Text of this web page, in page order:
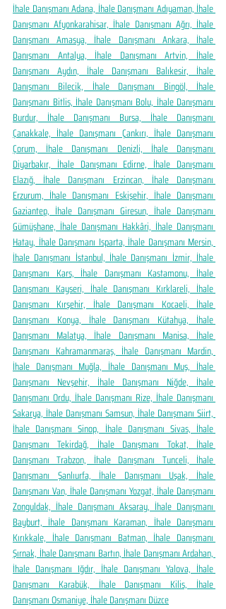
İhale Danışmanı Adana, İhale Danışmanı Adıyaman, İhale
Danışmanı Afyonkarahisar, İhale Danışmanı Ağrı, İhale
Danışmanı Amasya, İhale Danışmanı Ankara, İhale
Danışmanı Antalya, İhale Danışmanı Artvin, İhale
Danışmanı Aydın, İhale Danışmanı Balıkesir, İhale
Danışmanı Bilecik, İhale Danışmanı Bingöl, İhale
Danışmanı Bitlis, İhale Danışmanı Bolu, İhale Danışmanı
Burdur, İhale Danışmanı Bursa, İhale Danışmanı
Çanakkale, İhale Danışmanı Çankırı, İhale Danışmanı
Çorum, İhale Danışmanı Denizli, İhale Danışmanı
Diyarbakır, İhale Danışmanı Edirne, İhale Danışmanı
Elazığ, İhale Danışmanı Erzincan, İhale Danışmanı
Erzurum, İhale Danışmanı Eskişehir, İhale Danışmanı
Gaziantep, İhale Danışmanı Giresun, İhale Danışmanı
Gümüşhane, İhale Danışmanı Hakkâri, İhale Danışmanı
Hatay, İhale Danışmanı Isparta, İhale Danışmanı Mersin,
İhale Danışmanı İstanbul, İhale Danışmanı İzmir, İhale
Danışmanı Kars, İhale Danışmanı Kastamonu, İhale
Danışmanı Kayseri, İhale Danışmanı Kırklareli, İhale
Danışmanı Kırşehir, İhale Danışmanı Kocaeli, İhale
Danışmanı Konya, İhale Danışmanı Kütahya, İhale
Danışmanı Malatya, İhale Danışmanı Manisa, İhale
Danışmanı Kahramanmaraş, İhale Danışmanı Mardin,
İhale Danışmanı Muğla, İhale Danışmanı Muş, İhale
Danışmanı Nevşehir, İhale Danışmanı Niğde, İhale
Danışmanı Ordu, İhale Danışmanı Rize, İhale Danışmanı
Sakarya, İhale Danışmanı Samsun, İhale Danışmanı Siirt,
İhale Danışmanı Sinop, İhale Danışmanı Sivas, İhale
Danışmanı Tekirdağ, İhale Danışmanı Tokat, İhale
Danışmanı Trabzon, İhale Danışmanı Tunceli, İhale
Danışmanı Şanlıurfa, İhale Danışmanı Uşak, İhale
Danışmanı Van, İhale Danışmanı Yozgat, İhale Danışmanı
Zonguldak, İhale Danışmanı Aksaray, İhale Danışmanı
Bayburt, İhale Danışmanı Karaman, İhale Danışmanı
Kırıkkale, İhale Danışmanı Batman, İhale Danışmanı
Şırnak, İhale Danışmanı Bartın, İhale Danışmanı Ardahan,
İhale Danışmanı Iğdır, İhale Danışmanı Yalova, İhale
Danışmanı Karabük, İhale Danışmanı Kilis, İhale
Danışmanı Osmaniye, İhale Danışmanı Düzce